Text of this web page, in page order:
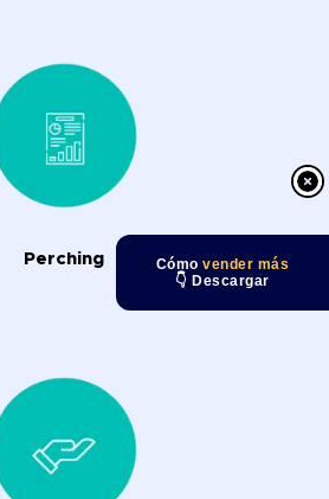
Cómovender más
👇 Descargar
Perching